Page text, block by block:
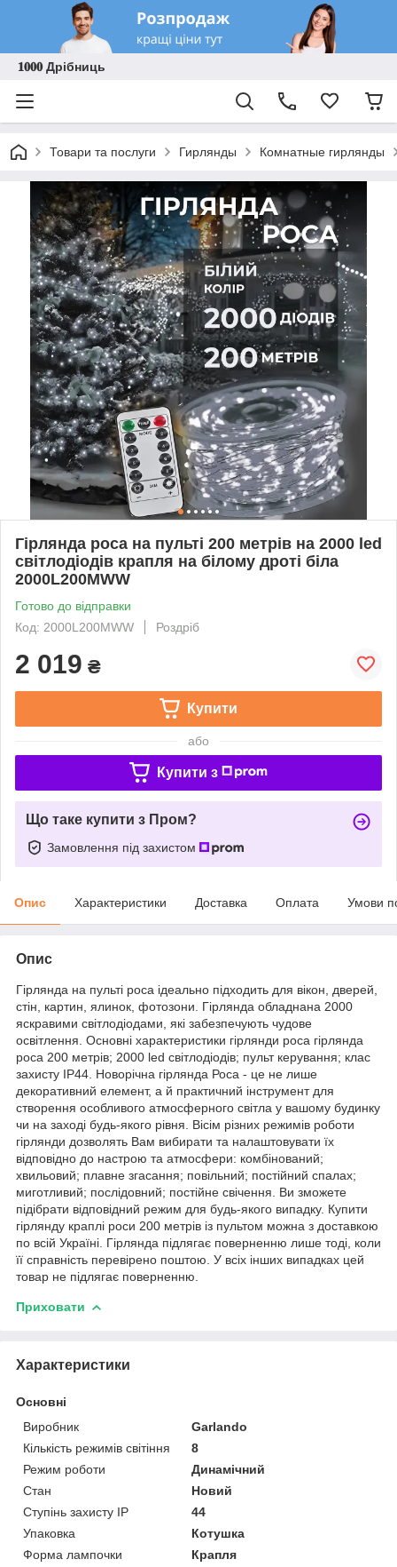
𝟏𝟎𝟎𝟎 Дрібниць
Товари та послуги Гирлянды Комнатные гирлянды
Гірлянда роса на пульті 200 метрів на 2000 led
світлодіодів крапля на білому дроті біла
2000L200MWW
Готово до відправки
Код: 2000L200MWW
Роздріб
2 019 ₴
Купити
або
Купити з
Що таке купити з Пром?
Замовлення під захистом
Опис Характеристики Доставка Оплата Умови
Опис
Гірлянда на пульті роса ідеально підходить для вікон, дверей,
стін, картин, ялинок, фотозони. Гірлянда обладнана 2000
яскравими світлодіодами, які забезпечують чудове
освітлення. Основні характеристики гірлянди роса гірлянда
роса 200 метрів; 2000 led світлодіодів; пульт керування; клас
захисту IP44. Новорічна гірлянда Роса - це не лише
декоративний елемент, а й практичний інструмент для
створення особливого атмосферного світла у вашому будинку
чи на заході будь-якого рівня. Вісім різних режимів роботи
гірлянди дозволять Вам вибирати та налаштовувати їх
відповідно до настрою та атмосфери: комбінований;
хвильовий; плавне згасання; повільний; постійний спалах;
миготливий; послідовний; постійне свічення. Ви зможете
підібрати відповідний режим для будь-якого випадку. Купити
гірлянду краплі роси 200 метрів із пультом можна з доставкою
по всій Україні. Гірлянда підлягає поверненню лише тоді, коли
її справність перевірено поштою. У всіх інших випадках цей
товар не підлягає поверненню.
Приховати
Характеристики
Основні
Виробник
Garlando
Кількість режимів світіння
8
Режим роботи
Динамічний
Стан
Новий
Ступінь захисту IP
44
Упаковка
Котушка
Форма лампочки
Крапля